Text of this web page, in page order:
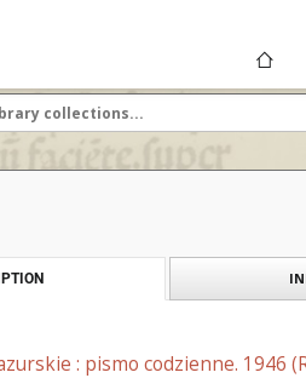
: pismo codzienne. 1946